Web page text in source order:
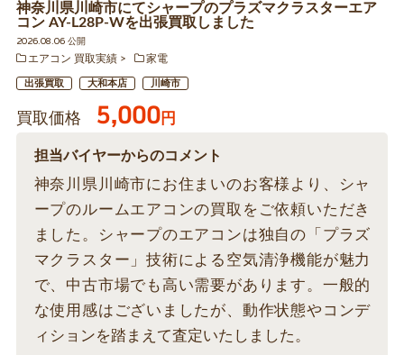
神奈川県川崎市にてシャープのプラズマクラスターエア
コン AY-L28P-Wを出張買取しました
2026.08.06 公開
エアコン 買取実績
家電
出張買取 大和本店 川崎市
買取価格 5,000円
担当バイヤーからのコメント
神奈川県川崎市にお住まいのお客様より、シャ
ープのルームエアコンの買取をご依頼いただき
ました。シャープのエアコンは独自の「プラズ
マクラスター」技術による空気清浄機能が魅力
で、中古市場でも高い需要があります。一般的
な使用感はございましたが、動作状態やコンデ
ィションを踏まえて査定いたしました。